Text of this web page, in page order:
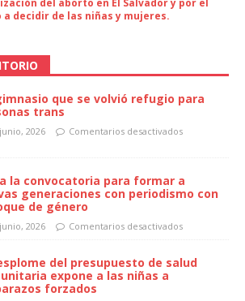
a decidir de las niñas y mujeres.
que se volvió refugio para
trans
2026 Comentarios desactivados
la convocatoria para formar a
generaciones con periodismo con
de género
2026 Comentarios desactivados
del presupuesto de salud
expone a las niñas a
forzados